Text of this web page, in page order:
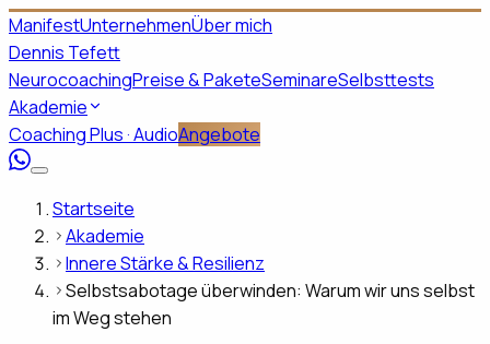
ManifestUnternehmenÜber mich
Dennis Tefett
NeurocoachingPreise & PaketeSeminareSelbsttests
Akademie
Coaching Plus · AudioAngebote
Startseite
Akademie
Innere Stärke & Resilienz
Selbstsabotage überwinden: Warum wir uns selbst
im Weg stehen